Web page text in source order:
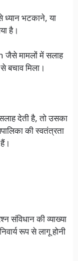
ध्यान भटकाने, या
है।
मामलों में सलाह
बचाव मिला।
देती है, तो उसका
की स्वतंत्रता
संविधान की व्याख्या
रूप से लागू होनी